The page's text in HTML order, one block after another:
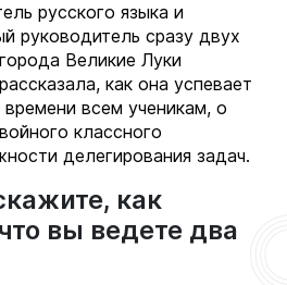
русского языка и
руководитель сразу двух
Великие Луки
как она успевает
всем ученикам, о
классного
делегирования задач.
как
вы ведете два